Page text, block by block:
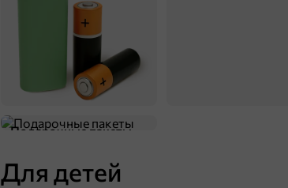
Подарочные пакеты
Для детей